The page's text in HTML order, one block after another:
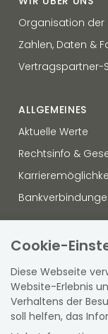
Cookie-
Diese Webseite
Website-Erlebnis
Verhaltens der
soll helfen, das
Organisation der
Zahlen, Daten &
Vertragspartner-
ALLGEMEINES
Aktuelle Werte
Rechtsinfo &
OFFENLEGUNG
Sitemap